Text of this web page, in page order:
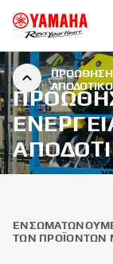
ΠΡΟΏΘΗΣΗ
ΕΝΣΩΜΑΤΏΝΟΥΜΕ
ΤΩΝ ΠΡΟΪΌΝΤΩΝ